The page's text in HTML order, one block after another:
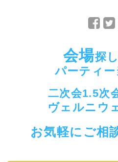
F
e
b
o
k
で
ェ
t
r
会場探
パーティ
二次会1.5次
ヴェルニウ
お気軽にご相